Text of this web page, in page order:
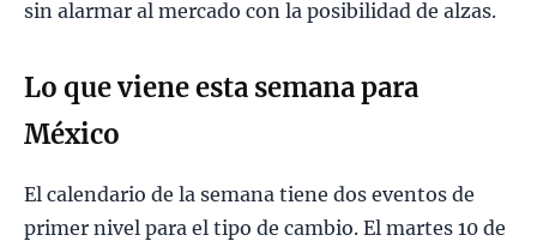
sin alarmar al mercado con la posibilidad de alzas.
Lo que viene esta semana para
México
El calendario de la semana tiene dos eventos de
primer nivel para el tipo de cambio. El martes 10 de